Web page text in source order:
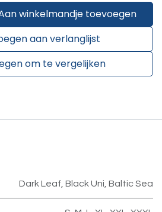
winkelmandje toevoegen
om te vergelijken
aan verlanglijst
Dark Leaf Black Uni Baltic Sea